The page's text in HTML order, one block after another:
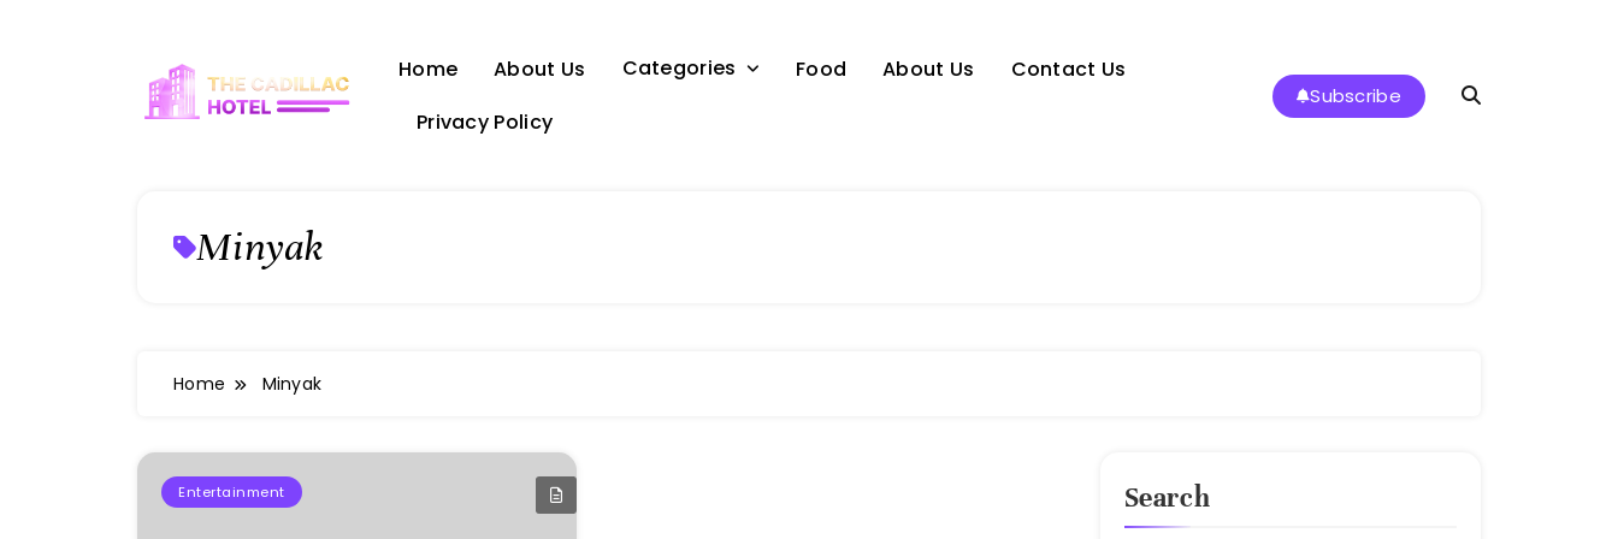
Home About Us Categories Food About Us
Contact Us
Privacy Policy
Subscribe
Minyak
Home Minyak
Entertainment Search